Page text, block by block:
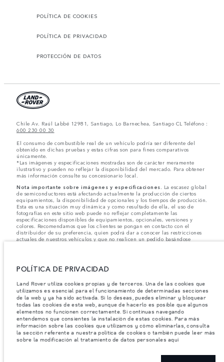
POLÍTICA DE COOKIES
POLÍTICA DE PRIVACIDAD
PROTECCIÓN DE DATOS
Chile Av. Raúl Labbé 12981, Santiago, Lo Barnechea, Santiago CL Teléfono :
600 230 00 30
El consumo de combustible real de un vehículo podría ser diferente del
obtenido en dichas pruebas y estas cifras son para fines comparativos
únicamente.
*Las imágenes y especificaciones mostradas son de carácter meramente
ilustrativo y pueden no reflejar la disponibilidad del mercado. Para obtener
más información consulte su concesionario local.
Nota importante sobre imágenes y especificaciones.
La escasez global
de semiconductores está afectando actualmente la producción de ciertos
equipamientos, la disponibilidad de opcionales y los tiempos de producción.
Esta es una situación muy dinámica y como resultado de ella, el uso de
fotografías en este sitio web puede no reflejar completamente las
especificaciones disponibles de equipamientos, opcionales, versiones y
colores. Recomendamos que los clientes se pongan en contacto con el
distribuidor de su preferencia, quien podrá dar a conocer las restricciones
actuales de nuestros vehículos y que no realicen un pedido basándose
las especificaciones, el diseño y la producción de sus vehículos, piezas y
accesorios, por lo que se producen modificaciones de forma continua y sin
vendrán incluidas de serie. La información, las especificaciones, los motores
y los colores que aparecen en esta página web se basan en las
especificaciones europeas. Estos pueden variar en función del mercado y
pueden ser modificados sin previo aviso. Algunos vehículos se muestran con
equipamiento opcional y accesorios originales que pueden no estar
disponibles en todos los mercados. Ponte en contacto con tu concesionario
local para consultar disponibilidad y precios.
POLÍTICA DE PRIVACIDAD
Land Rover utiliza cookies propias y de terceros. Una de las cookies que
utilizamos es esencial para el funcionamiento de determinadas secciones
de la web y ya ha sido activada. Si lo deseas, puedes eliminar y bloquear
todas las cookies de esta web, aunque de hacerlo es posible que algunos
elementos no funcionen correctamente. Si continuas navegando
entendemos que consientes la instalación de estas cookies. Para más
información sobre las cookies que utilizamos y cómo eliminarlas, consulta
la sección referente a nuestra política de cookies o también puede leer más
sobre la modificación al tratamiento de datos personales aquí